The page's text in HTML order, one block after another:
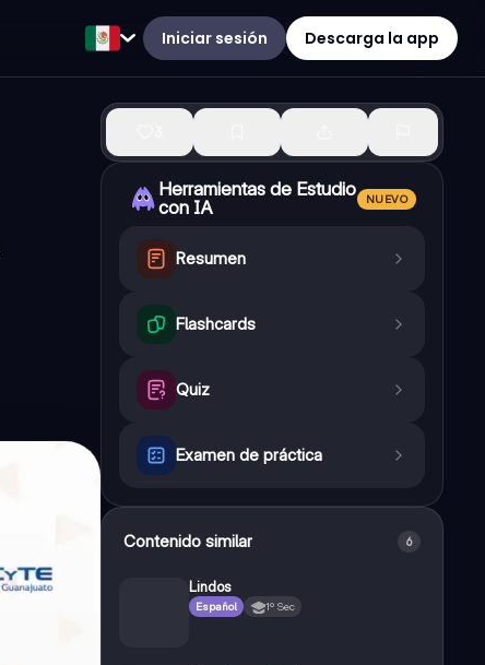
Iniciar sesión Descarga la app
Herramientas de Estudio
con IA
NUEVO
Resumen
Flashcards
Quiz
Examen de práctica
Contenido similar 6
Lindos
Español 1º Sec